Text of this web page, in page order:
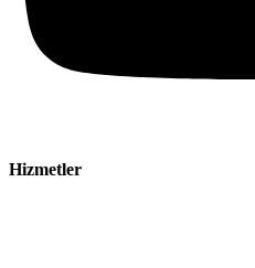
Hizmetler